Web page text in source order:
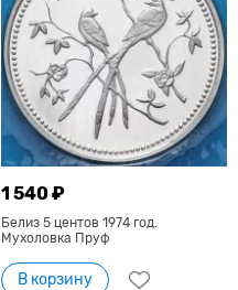
1 540 ₽
Белиз 5 центов 1974 год.
Мухоловка Пруф
В корзину